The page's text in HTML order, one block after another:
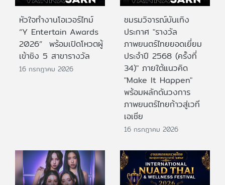
หัวใจทำงานโอเวอร์ไทม์
“Y Entertain Awards
2026” พร้อมเปิดโหวตผู้
เข้าชิง 5 สาขารางวัล
16 กรกฎาคม 2026
ชมรมวิจารณ์บันเทิง
ประกาศ "รางวัล
ภาพยนตร์ไทยยอดเยี่ยม
ประจําปี 2568 (ครั้งที่
34)" ภายใต้แนวคิด
"Make It Happen"
พร้อมผลักดันวงการ
ภาพยนตร์ไทยก้าวสู่เวที
เอเชีย
16 กรกฎาคม 2026